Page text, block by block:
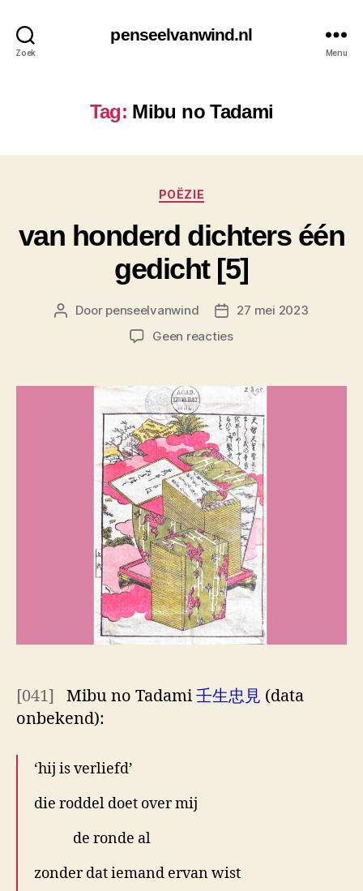
Zoek
penseelvanwind.nl
Menu
Tag: Mibu no Tadami
Categorieën
POËZIE
van honderd dichters één
gedicht [5]
Berichtauteur
Door penseelvanwind Berichtdatum
27 mei 2023
Geen reactiesop
dichters
één
gedicht [5]
[041] Mibu no Tadami壬生忠見 (data
onbekend):
‘hij is verliefd’
die roddel doet over mij
de ronde al
zonder dat iemand ervan wist